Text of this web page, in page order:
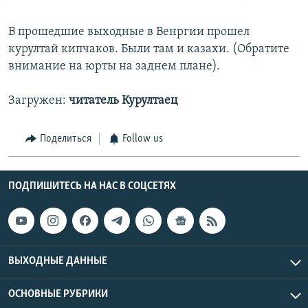
В прошедшие выходные в Венргии прошел
курултай кипчаков. Были там и казахи. (Обратите
внимание на юрты на заднем плане).
Загружен: читатель Курултаец
Поделиться Follow us
ПОДПИШИТЕСЬ НА НАС В СОЦСЕТЯХ
ВЫХОДНЫЕ ДАННЫЕ
ОСНОВНЫЕ РУБРИКИ